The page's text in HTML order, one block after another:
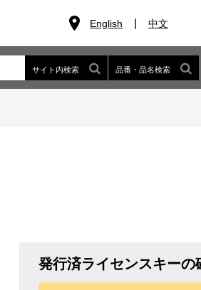
English 中文
サイト内検索 品番・品名検索
発行済ライセンスキーの